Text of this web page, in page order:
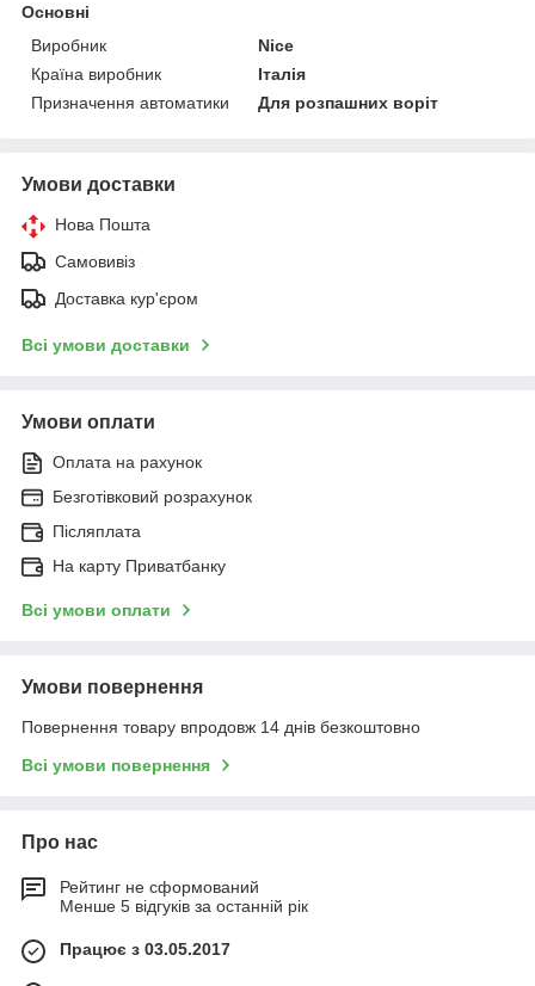
Основні
Виробник
Nice
Країна виробник
Італія
Призначення автоматики
Для розпашних воріт
Умови доставки
Нова Пошта
Самовивіз
Доставка кур'єром
Всі умови доставки
Умови оплати
Оплата на рахунок
Безготівковий розрахунок
Післяплата
На карту Приватбанку
Всі умови оплати
Умови повернення
Повернення товару впродовж 14 днів безкоштовно
Всі умови повернення
Про нас
Рейтинг не сформований
Менше 5 відгуків за останній рік
Працює з 03.05.2017